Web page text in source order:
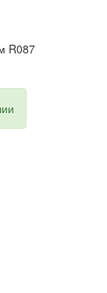
R087